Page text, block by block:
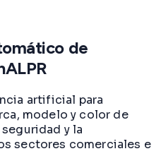
de
artificial para
modelo y color de
y la
sectores comerciales e